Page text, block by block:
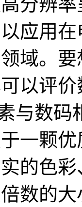
分辨
应用
域。
以评
与数
一颗
的色
数的